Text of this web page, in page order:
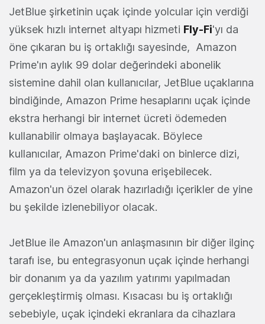
JetBlue şirketinin uçak içinde yolcular için verdiği
yüksek hızlı internet altyapı hizmeti Fly-Fi'yı da
öne çıkaran bu iş ortaklığı sayesinde, Amazon
Prime'ın aylık 99 dolar değerindeki abonelik
sistemine dahil olan kullanıcılar, JetBlue uçaklarına
bindiğinde, Amazon Prime hesaplarını uçak içinde
ekstra herhangi bir internet ücreti ödemeden
kullanabilir olmaya başlayacak. Böylece
kullanıcılar, Amazon Prime'daki on binlerce dizi,
film ya da televizyon şovuna erişebilecek.
Amazon'un özel olarak hazırladığı içerikler de yine
bu şekilde izlenebiliyor olacak.
JetBlue ile Amazon'un anlaşmasının bir diğer ilginç
tarafı ise, bu entegrasyonun uçak içinde herhangi
bir donanım ya da yazılım yatırımı yapılmadan
gerçekleştirmiş olması. Kısacası bu iş ortaklığı
sebebiyle, uçak içindeki ekranlara da cihazlara